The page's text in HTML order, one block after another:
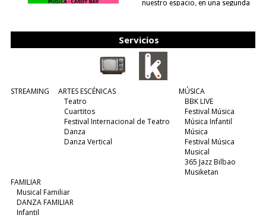
nuestro espacio, en una segunda
Servicios
STREAMING
ARTES ESCÉNICAS
Teatro
Cuartitos
Festival Internacional de Teatro
Danza
Danza Vertical
MÚSICA
BBK LIVE
Festival Música
Música Infantil
Música
Festival Música
Musical
365 Jazz Bilbao
Musiketan
FAMILIAR
Musical Familiar
DANZA FAMILIAR
Infantil